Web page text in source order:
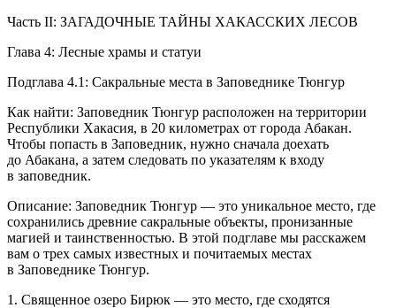
Часть II: ЗАГАДОЧНЫЕ ТАЙНЫ ХАКАССКИХ ЛЕСОВ
Глава 4: Лесные храмы и статуи
Подглава 4.1: Сакральные места в Заповеднике Тюнгур
Как найти: Заповедник Тюнгур расположен на территории
Республики Хакасия, в 20 километрах от города Абакан.
Чтобы попасть в Заповедник, нужно сначала доехать
до Абакана, а затем следовать по указателям к входу
в заповедник.
Описание: Заповедник Тюнгур — это уникальное место, где
сохранились древние сакральные объекты, пронизанные
магией и таинственностью. В этой подглаве мы расскажем
вам о трех самых известных и почитаемых местах
в Заповеднике Тюнгур.
1. Священное озеро Бирюк — это место, где сходятся